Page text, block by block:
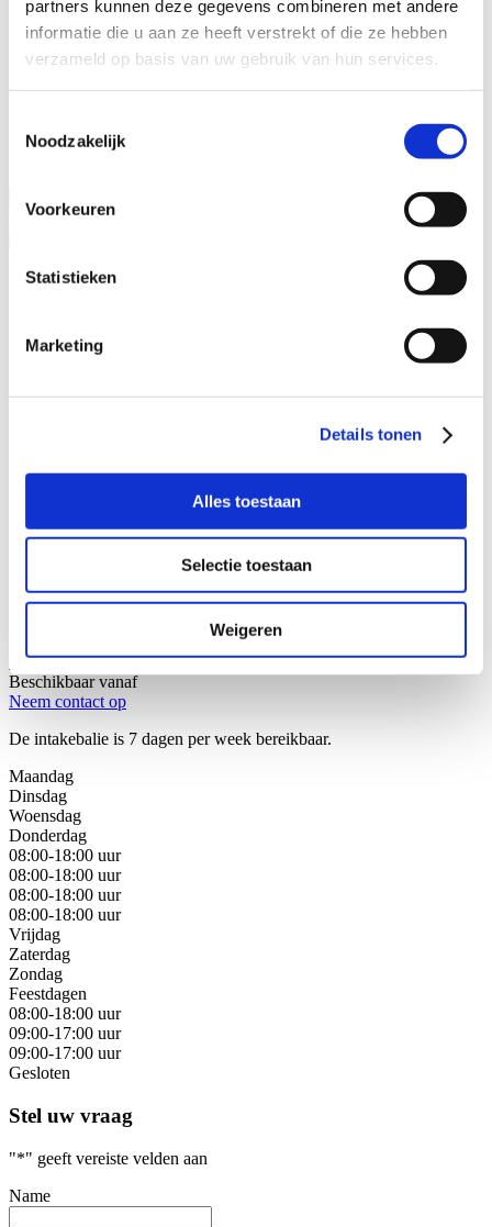
partners kunnen deze gegevens combineren met andere
informatie die u aan ze heeft verstrekt of die ze hebben
verzameld op basis van uw gebruik van hun services.
Noodzakelijk
Voorkeuren
Statistieken
Marketing
Details tonen
Alles toestaan
Selectie toestaan
Weigeren
Specialisaties
Advocaat alimentatie
Alimentatie incasseren
Echtscheiding
Partneralimentatie
Ervaringsjaren
Specialisatieverenigingen
ADR.MED®
Filters:
Wij helpen u graag!
Stap 1: Bel of mail onze juristen van de intakebalie
Stap 3: Kies de beste oplossing voor uw situatie
088 - 629 00 40
Beschikbaar vanaf
Neem contact op
De intakebalie is 7 dagen per week bereikbaar.
Maandag
Dinsdag
Woensdag
Donderdag
08:00-18:00 uur
08:00-18:00 uur
08:00-18:00 uur
08:00-18:00 uur
Vrijdag
Zaterdag
Zondag
Feestdagen
08:00-18:00 uur
09:00-17:00 uur
09:00-17:00 uur
Gesloten
Stel uw vraag
"*" geeft vereiste velden aan
Name